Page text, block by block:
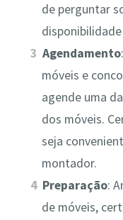
de perguntar
Agendamento
móveis e
agende uma
dos móveis.
seja
montador.
Preparação:
de móveis,